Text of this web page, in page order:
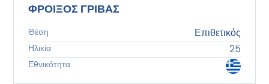
ΦΡΟΙΞΟΣ ΓΡΙΒΑΣ
Θέση Επιθετικός
Ηλικία 25
Εθνικότητα